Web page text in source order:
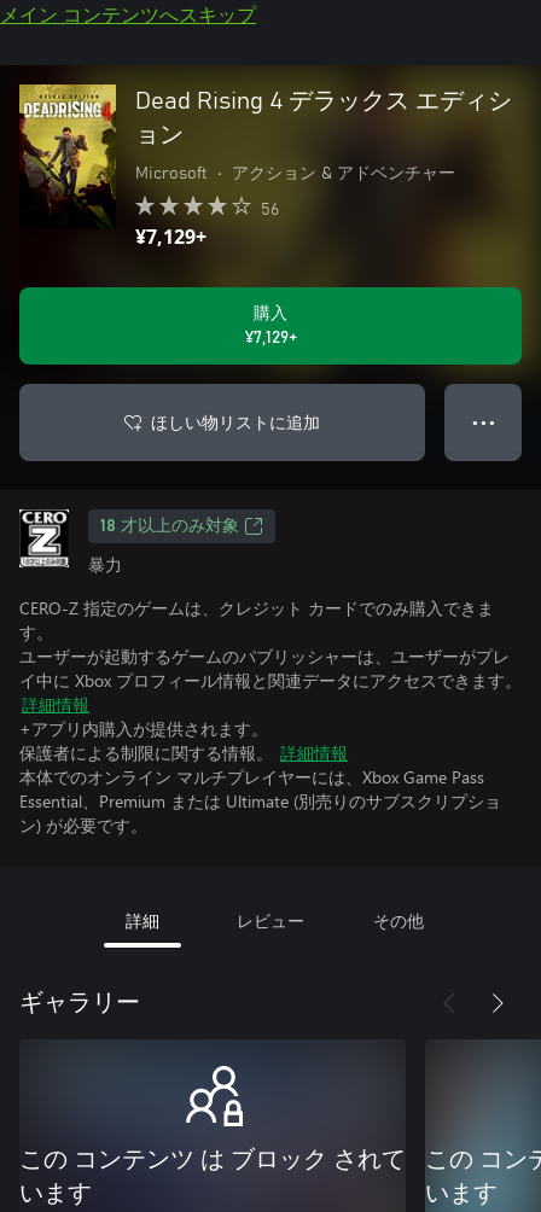
メイン コンテンツへスキップ
Dead Rising 4 デラックス エディシ
ョン
Microsoft • アクション & アドベンチャー
56
¥7,129+
購入
¥7,129+
ほしい物リストに追加 ● ● ●
18 才以上のみ対象
暴力
CERO-Z 指定のゲームは、クレジット カードでのみ購入できま
す。
ユーザーが起動するゲームのパブリッシャーは、ユーザーがプレ
イ中に Xbox プロフィール情報と関連データにアクセスできます。
詳細情報
+アプリ内購入が提供されます。
保護者による制限に関する情報。
詳細情報
本体でのオンライン マルチプレイヤーには、Xbox Game Pass
Essential、Premium または Ultimate (別売りのサブスクリプショ
ン) が必要です。
詳細 レビュー その他
ギャラリー
この コンテンツ は ブロック されて
います
この コン
います